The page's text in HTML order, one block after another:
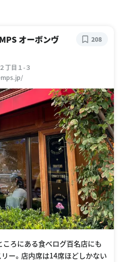
オーボンヴ
丁目１-３
208
ろにある食べログ百名店にも
ー。店内席は14席ほどしかない